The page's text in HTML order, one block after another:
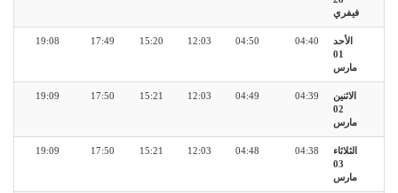
فيفري
الأحد
01
مارس
04:40
04:50
12:03
15:20
17:49
19:08
الاثنين
02
مارس
04:39
04:49
12:03
15:21
17:50
19:09
الثلاثاء
03
مارس
04:38
04:48
12:03
15:21
17:50
19:09